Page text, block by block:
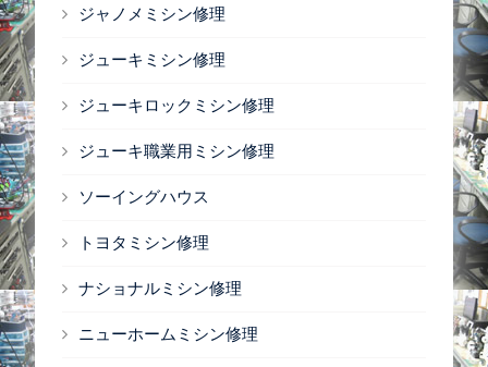
ジャノメミシン修理
ジューキミシン修理
ジューキロックミシン修理
ジューキ職業用ミシン修理
ソーイングハウス
トヨタミシン修理
ナショナルミシン修理
ニューホームミシン修理